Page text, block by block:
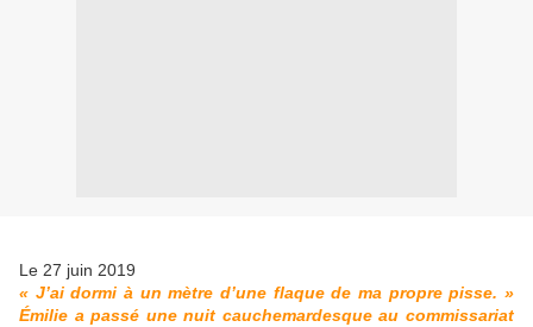
Le 27 juin 2019
« J’ai dormi à un mètre d’une flaque de ma propre pisse. »
Émilie a passé une nuit cauchemardesque au commissariat